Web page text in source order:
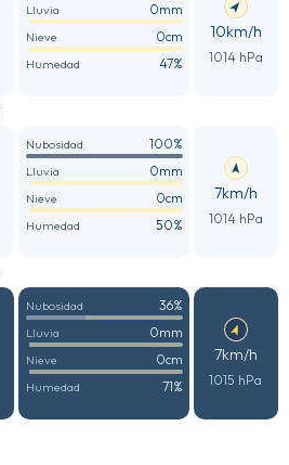
Lluvia 0mm
Nieve 0cm
Humedad 47%
10km/h
1014 hPa
Nubosidad 100%
Lluvia 0mm
Nieve 0cm
Humedad 50%
7km/h
1014 hPa
Nubosidad 36%
Lluvia 0mm
Nieve 0cm
Humedad 71%
7km/h
1015 hPa